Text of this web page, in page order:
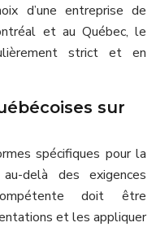
d’une entreprise de
et au Québec, le
strict et en
sur
spécifiques pour la
delà des exigences
doit être
et les appliquer